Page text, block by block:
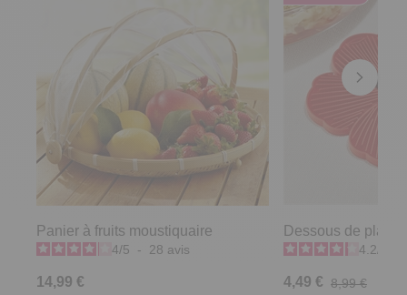
Panier à fruits moustiquaire
4/5 - 28 avis
14,99 €
Dessous de plat
4.2
4,49 € 8,99 €